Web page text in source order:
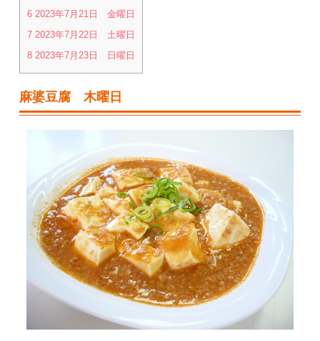
6 2023年7月21日 金曜日
7 2023年7月22日 土曜日
8 2023年7月23日 日曜日
麻婆豆腐 木曜日